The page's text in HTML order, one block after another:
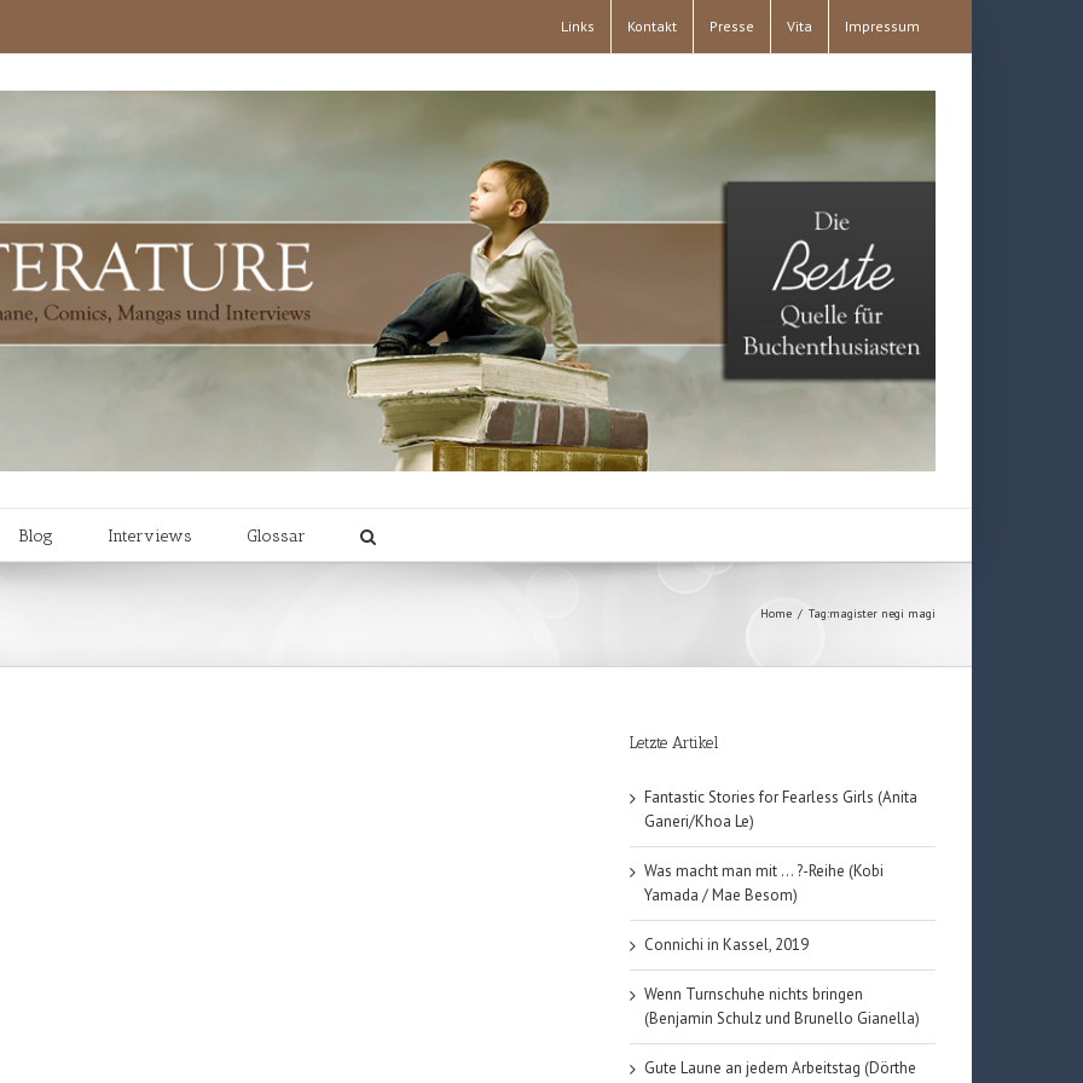
Links Kontakt Presse Vita Impressum
Blog Interviews Glossar
Home / Tag:magister negi magi
Letzte Artikel
Fantastic Stories for Fearless Girls (Anita
Ganeri/Khoa Le)
Was macht man mit … ?-Reihe (Kobi
Yamada / Mae Besom)
Connichi in Kassel, 2019
Wenn Turnschuhe nichts bringen
(Benjamin Schulz und Brunello Gianella)
Gute Laune an jedem Arbeitstag (Dörthe